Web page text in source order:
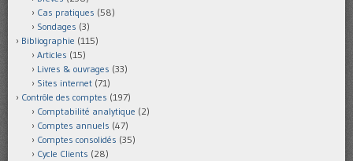
Cas pratiques (58)
Sondages (3)
Bibliographie (115)
Articles (15)
Livres & ouvrages (33)
Sites internet (71)
Contrôle des comptes (197)
Comptabilité analytique (2)
Comptes annuels (47)
Comptes consolidés (35)
Cycle Clients (28)